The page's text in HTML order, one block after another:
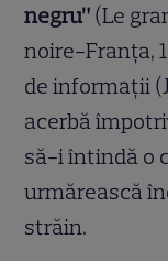
negru” (Le
noire-Franţa,
de informaţii
acerbă
să-i întindă o
urmărească
străin.